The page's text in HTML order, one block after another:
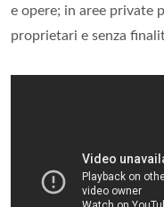
e opere; in aree private
proprietari e senza